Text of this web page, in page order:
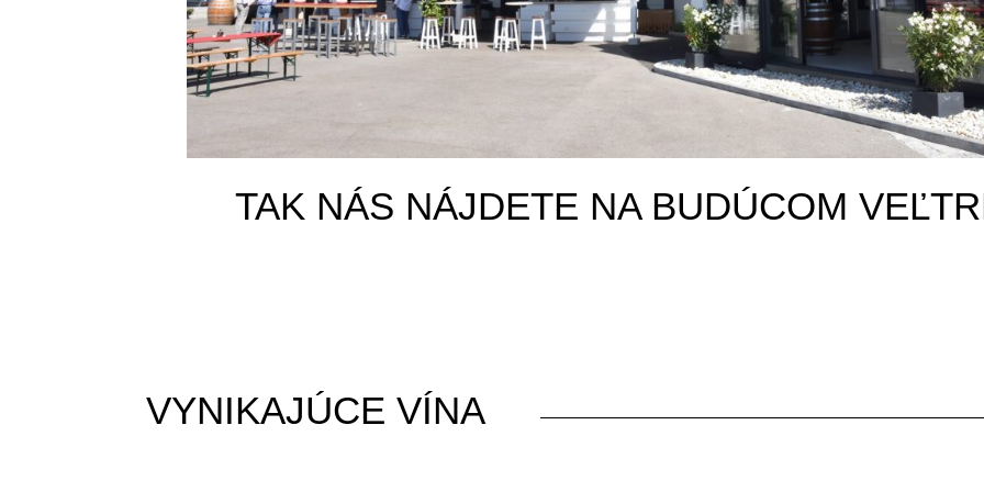
TAK NÁS NÁJDETE NA BUDÚCOM
VYNIKAJÚCE VÍNA